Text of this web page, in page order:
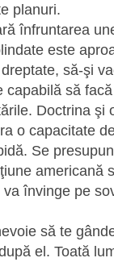
planuri.
înfruntarea
este
să-şi
să
Doctrina şi
o capacitate
Se
americană
învinge pe
să te
el. Toată